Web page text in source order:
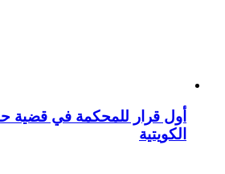
أول قرار للمحكمة في قضية
الكويتية